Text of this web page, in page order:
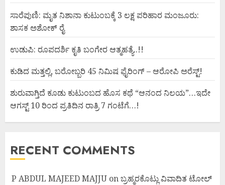
ಸಾರೆಪುಣಿ: ಮೃತ ನಿಶಾನಾ ಕುಟುಂಬಕ್ಕೆ 3 ಲಕ್ಷ ಪರಿಹಾರ ಮಂಜೂರು:
ಶಾಸಕ ಅಶೋಕ್ ರೈ
ಉಡುಪಿ: ರೂಪದರ್ಶಿ ಕೃತಿ ಬಂಗೇರ ಆತ್ಮಹತ್ಯೆ..!!
ಕುಡಿದ ಮತ್ತಲ್ಲಿ, ಬರೋಬ್ಬರಿ 45 ನಿಮಿಷ ಫೈರಿಂಗ್ – ಆರೋಪಿ ಅರೆಸ್ಟ್!
ಶುರುವಾಗ್ತಿದೆ ಕೂಡು ಕುಟುಂಬದ ಹೊಸ ಕಥೆ “ಆನಂದ ನಿಲಯ”…ಇದೇ
ಆಗಸ್ಟ್ 10 ರಿಂದ ಪ್ರತಿದಿನ ರಾತ್ರಿ 7 ಗಂಟೆಗೆ…!
RECENT COMMENTS
P ABDUL MAJEED MAJJU onಬ್ರಹ್ಮರಕೊಟ್ಲು ವಿವಾದಿತ ಟೋಲ್